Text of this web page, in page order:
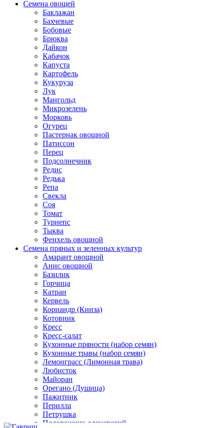
Семена овощей
Баклажан
Бахчевые
Бобовые
Брюква
Дайкон
Кабачок
Капуста
Картофель
Кукуруза
Лук
Мангольд
Микрозелень
Морковь
Огурец
Пастернак овощной
Патиссон
Перец
Подсолнечник
Редис
Редька
Репа
Свекла
Соя
Томат
Турнепс
Тыква
Фенхель овощной
Семена пряных и зеленных культур
Амарант овощной
Анис овощной
Базилик
Горчица
Катран
Кервель
Кориандр (Кинза)
Котовник
Кресс
Кресс-салат
Кухонные пряности (набор семян)
Кухонные травы (набор семян)
Лемонграсс (Лимонная трава)
Любисток
Майоран
Орегано (Душица)
Пажитник
Перилла
Петрушка
Подорожник оленерогий